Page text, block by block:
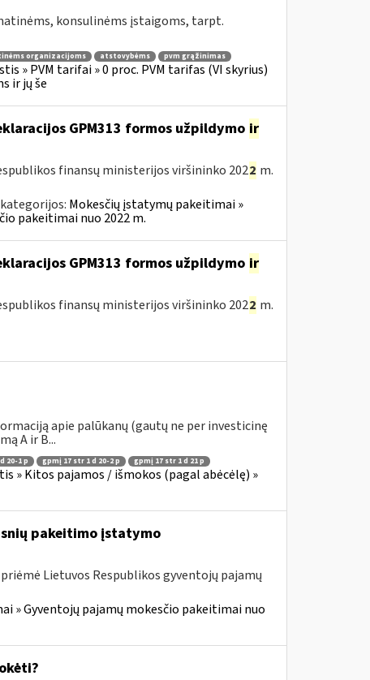
konsulinėms įstaigoms, tarpt.
organizacijoms atstovybėms
pvm grąžinimas
» PVM tarifai » 0 proc. PVM tarifas (VI skyrius)
ir jų še
GPM313 formos užpildymo ir
finansų ministerijos viršininko 2022 m.
Mokesčių įstatymų pakeitimai »
pakeitimai nuo 2022 m.
GPM313 formos užpildymo ir
finansų ministerijos viršininko 2022 m.
apie palūkanų (gautų ne per investicinę
A ir B...
20-1 p gpmį 17 str 1 d 20-2 p
gpmį 17 str 1 d 21 p
» Kitos pajamos / išmokos (pagal abėcėlę) »
pakeitimo įstatymo
Lietuvos Respublikos gyventojų pajamų
» Gyventojų pajamų mokesčio pakeitimai nuo